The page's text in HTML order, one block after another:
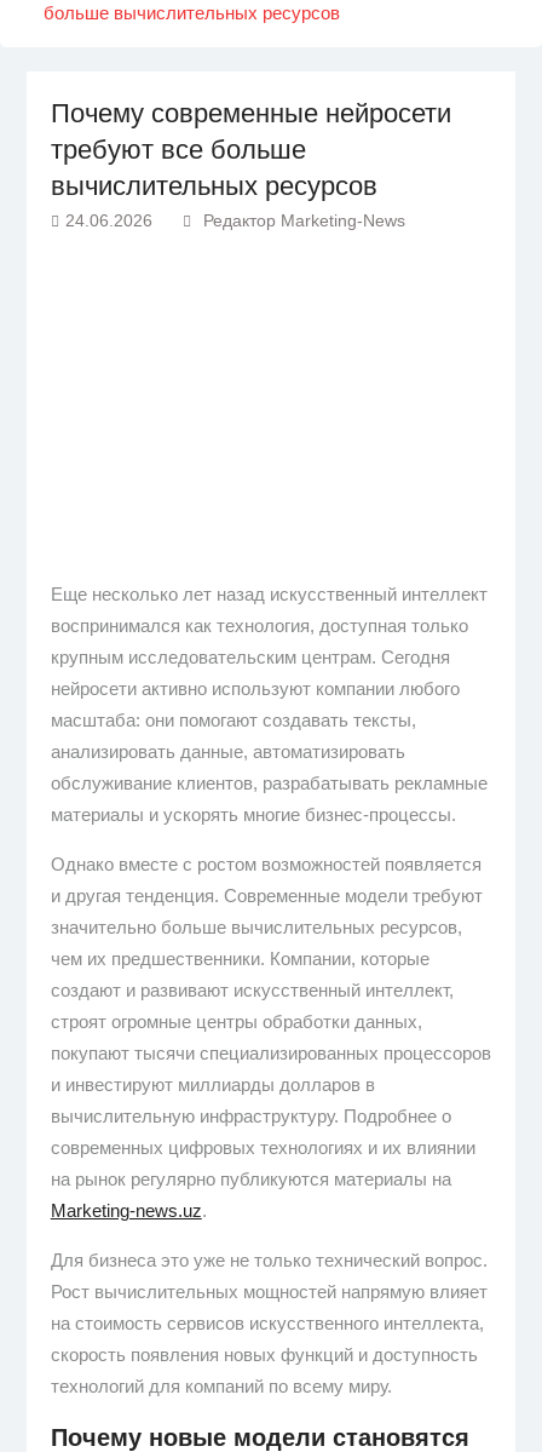
больше вычислительных ресурсов
Почему современные нейросети
требуют все больше
вычислительных ресурсов
24.06.2026 Редактор Marketing-News
Еще несколько лет назад искусственный интеллект
воспринимался как технология, доступная только
крупным исследовательским центрам. Сегодня
нейросети активно используют компании любого
масштаба: они помогают создавать тексты,
анализировать данные, автоматизировать
обслуживание клиентов, разрабатывать рекламные
материалы и ускорять многие бизнес-процессы.
Однако вместе с ростом возможностей появляется
и другая тенденция. Современные модели требуют
значительно больше вычислительных ресурсов,
чем их предшественники. Компании, которые
создают и развивают искусственный интеллект,
строят огромные центры обработки данных,
покупают тысячи специализированных процессоров
и инвестируют миллиарды долларов в
вычислительную инфраструктуру. Подробнее о
современных цифровых технологиях и их влиянии
на рынок регулярно публикуются материалы на
Marketing-news.uz.
Для бизнеса это уже не только технический вопрос.
Рост вычислительных мощностей напрямую влияет
на стоимость сервисов искусственного интеллекта,
скорость появления новых функций и доступность
технологий для компаний по всему миру.
Почему новые модели становятся